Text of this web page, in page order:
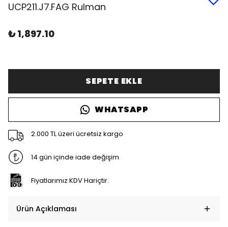
UCP211.J7.FAG Rulman
₺ 1,897.10
SEPETE EKLE
WHATSAPP
2.000 TL üzeri ücretsiz kargo
14 gün içinde iade değişim
Fiyatlarımız KDV Hariçtir.
Ürün Açıklaması